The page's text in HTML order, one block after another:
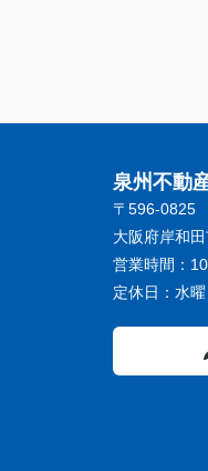
泉州不動
〒596-0825
大阪府岸和
営業時間：
定休日： 水